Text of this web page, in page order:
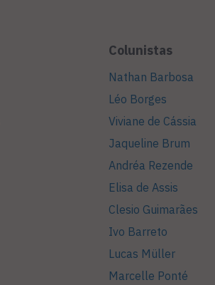
Colunistas
Nathan Barbosa
Léo Borges
Viviane de Cássia
Jaqueline Brum
Andréa Rezende
Elisa de Assis
Clesio Guimarães
Ivo Barreto
Lucas Müller
Marcelle Ponté